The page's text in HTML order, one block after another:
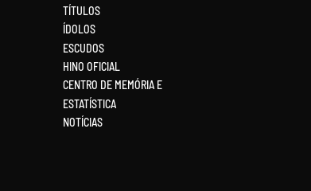
TÍTULOS
ÍDOLOS
ESCUDOS
HINO OFICIAL
CENTRO DE MEMÓRIA E
ESTATÍSTICA
NOTÍCIAS